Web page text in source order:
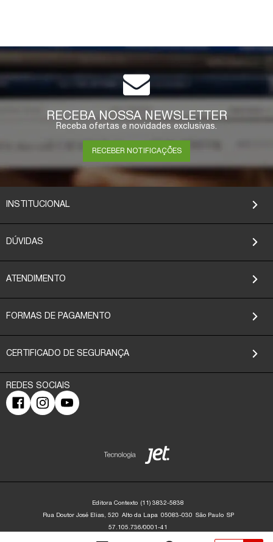
RECEBA NOSSA NEWSLETTER
Receba ofertas e novidades exclusivas.
RECEBER NOTIFICAÇÕES
INSTITUCIONAL
DÚVIDAS
ATENDIMENTO
FORMAS DE PAGAMENTO
CERTIFICADO DE SEGURANÇA
Editora Contexto (11) 3832-5838
Rua Doutor José Elias, 520 Alto da Lapa 05083-030 São Paulo SP
57.105.736/0001-41